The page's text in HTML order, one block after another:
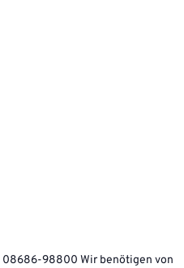
08686-98800 Wir benötigen von